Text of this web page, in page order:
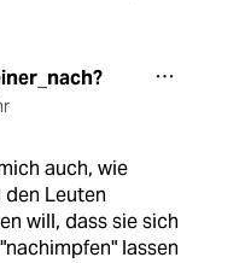
auch, wie
den Leuten
will, dass sie sich
lassen